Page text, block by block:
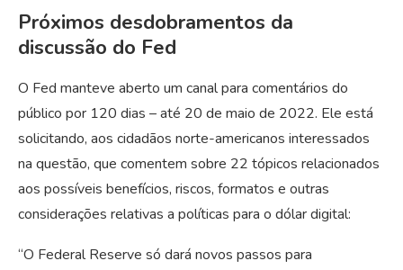
Próximos desdobramentos da
discussão do Fed
O Fed manteve aberto um canal para comentários do
público por 120 dias – até 20 de maio de 2022. Ele está
solicitando, aos cidadãos norte-americanos interessados
na questão, que comentem sobre 22 tópicos relacionados
aos possíveis benefícios, riscos, formatos e outras
considerações relativas a políticas para o dólar digital:
“O Federal Reserve só dará novos passos para